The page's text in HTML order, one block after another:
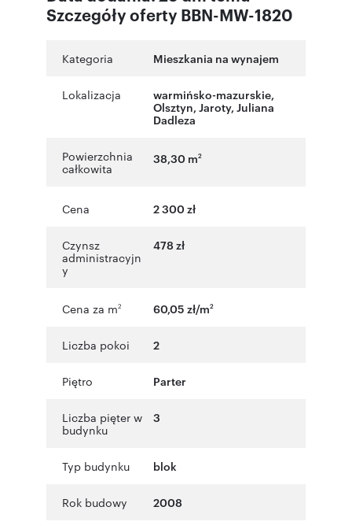
Szczegóły oferty BBN-MW-1820
Kategoria Mieszkania na wynajem
Lokalizacja warmińsko-mazurskie,
Olsztyn, Jaroty, Juliana
Dadleza
Powierzchnia
całkowita
38,30 m2
Cena 2 300 zł
Czynsz
administracyjn
y
478 zł
Cena za m2 60,05 zł/m2
Liczba pokoi 2
Piętro Parter
Liczba pięter w
budynku
3
Typ budynku blok
Rok budowy 2008